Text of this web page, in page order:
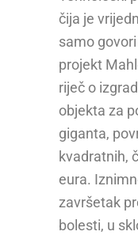
čija je
samo
projekt
riječ o
objekta za
giganta,
kvadratnih,
eura.
završetak
bolesti, u